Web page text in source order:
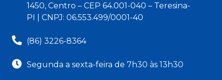
1450, Centro – CEP 64.001-040 – Teresina-
PI | CNPJ: 06.553.499/0001-40
(86) 3226-8364
Segunda a sexta-feira de 7h30 às 13h30